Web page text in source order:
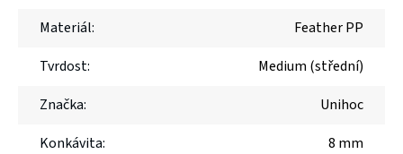
Materiál:
Feather PP
Tvrdost:
Medium (střední)
Značka:
Unihoc
Konkávita:
8 mm